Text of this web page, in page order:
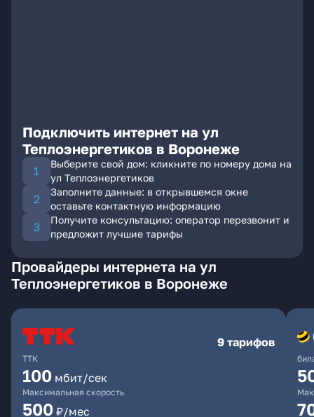
Подключить интернет на ул
Теплоэнергетиков в Воронеже
Выберите свой дом: кликните по номеру дома на
ул Теплоэнергетиков
Заполните данные: в открывшемся окне
оставьте контактную информацию
Получите консультацию: оператор перезвонит и
предложит лучшие тарифы
Провайдеры интернета на ул
Теплоэнергетиков в Воронеже
ТТК
9 тарифов
100 мбит/сек
Максимальная скорость
500 ₽/мес